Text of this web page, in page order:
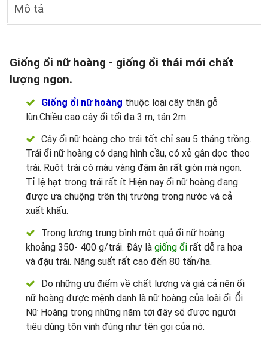
Mô tả
Giống ổi nữ hoàng - giống ổi thái mới chất
lượng ngon.
Giống ổi nữ hoàng thuộc loại cây thân gỗ
lùn.Chiều cao cây ổi tối đa 3 m, tán 2m.
Cây ổi nữ hoàng cho trái tốt chỉ sau 5 tháng trồng.
Trái ổi nữ hoàng có dạng hình cầu, có xẻ gân dọc theo
trái. Ruột trái có màu vàng đậm ăn rất giòn mà ngon.
Tỉ lệ hạt trong trái rất ít Hiện nay ổi nữ hoàng đang
được ưa chuộng trên thị trường trong nước và cả
xuất khẩu.
Trọng lượng trung bình một quả ổi nữ hoàng
khoảng 350- 400 g/trái. Đây là giống ổi rất dễ ra hoa
và đậu trái. Năng suất rất cao đến 80 tấn/ha.
Do những ưu điểm về chất lượng và giá cả nên ổi
nữ hoàng được mệnh danh là nữ hoàng của loài ổi .Ổi
Nữ Hoàng trong những năm tới đây sẽ được người
tiêu dùng tôn vinh đúng như tên gọi của nó.